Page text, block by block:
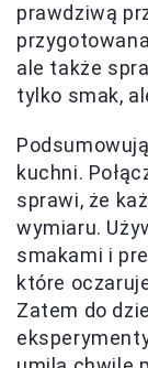
prawdziwą
ale także
tylko smak,
kuchni.
sprawi, że
wymiaru.
smakami i
które
Zatem do